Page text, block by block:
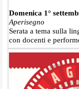
Domenica 1°
Aperisegno
Serata a tema sulla
con docenti e